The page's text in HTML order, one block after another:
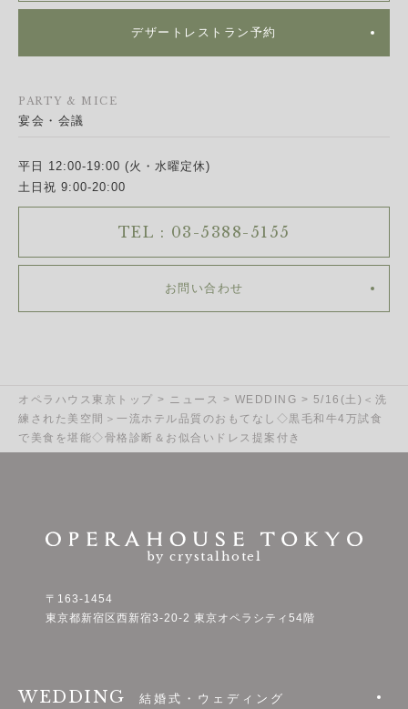
デザートレストラン予約
PARTY & MICE
宴会・会議
平日 12:00-19:00 (火・水曜定休)
土日祝 9:00-20:00
TEL : 03-5388-5155
お問い合わせ
オペラハウス東京トップ > ニュース > WEDDING > 5/16(土)＜洗
練された美空間＞一流ホテル品質のおもてなし◇黒毛和牛4万試食
で美食を堪能◇骨格診断＆お似合いドレス提案付き
by crystalhotel
〒163-1454
東京都新宿区西新宿3-20-2 東京オペラシティ54階
WEDDING 結婚式・ウェディング